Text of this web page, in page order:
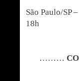
São Paulo/SP
18h
………